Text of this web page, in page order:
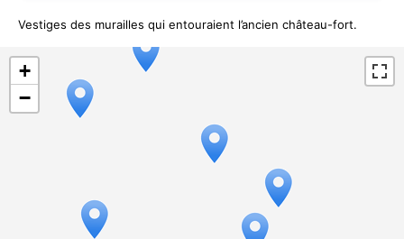
Vestiges des murailles qui entouraient l’ancien château-fort.
+
−